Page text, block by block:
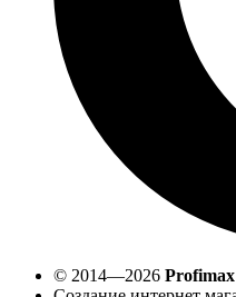
© 2014—2026 Profimax